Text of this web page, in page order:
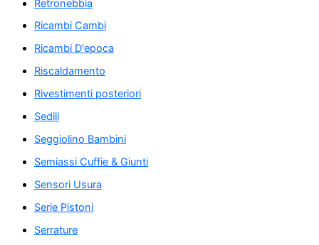
Retronebbia
Ricambi Cambi
Ricambi D'epoca
Riscaldamento
Rivestimenti posteriori
Sedili
Seggiolino Bambini
Semiassi Cuffie & Giunti
Sensori Usura
Serie Pistoni
Serrature